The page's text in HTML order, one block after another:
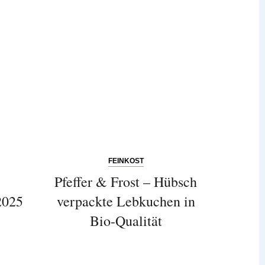
FEINKOST
Pfeffer & Frost – Hübsch
verpackte Lebkuchen in
Bio-Qualität